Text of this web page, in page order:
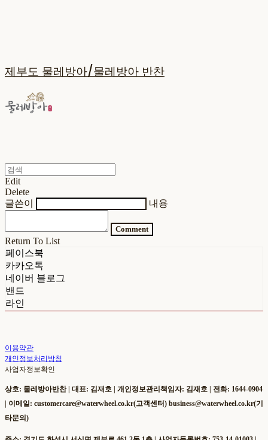
제부도 물레방아/물레방아 반찬
Edit
Delete
글쓴이
내용
Comment
Return To List
페이스북
카카오톡
네이버 블로그
밴드
라인
이용약관
개인정보처리방침
사업자정보확인
상호: 물레방아반찬 | 대표: 김재호 | 개인정보관리책임자: 김재호 | 전화: 1644-0904
| 이메일: customercare@waterwheel.co.kr(고객센터) business@waterwheel.co.kr(기
타문의)